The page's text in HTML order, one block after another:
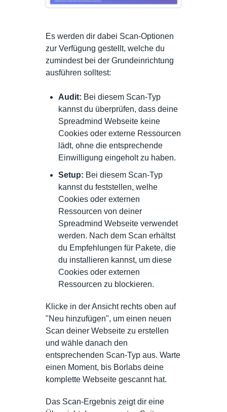
Es werden dir dabei Scan-Optionen
zur Verfügung gestellt, welche du
zumindest bei der Grundeinrichtung
ausführen solltest:
Audit: Bei diesem Scan-Typ
kannst du überprüfen, dass deine
Spreadmind Webseite keine
Cookies oder externe Ressourcen
lädt, ohne die entsprechende
Einwilligung eingeholt zu haben.
Setup: Bei diesem Scan-Typ
kannst du feststellen, welhe
Cookies oder externen
Ressourcen von deiner
Spreadmind Webseite verwendet
werden. Nach dem Scan erhältst
du Empfehlungen für Pakete, die
du installieren kannst, um diese
Cookies oder externen
Ressourcen zu blockieren.
Klicke in der Ansicht rechts oben auf
"Neu hinzufügen", um einen neuen
Scan deiner Webseite zu erstellen
und wähle danach den
entsprechenden Scan-Typ aus. Warte
einen Moment, bis Borlabs deine
komplette Webseite gescannt hat.
Das Scan-Ergebnis zeigt dir eine